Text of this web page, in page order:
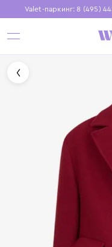
Valet-паркинг: 8 (495)
Бесплатная
Установите